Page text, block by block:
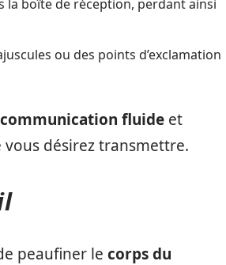
boîte de réception, perdant ainsi
ou des points d’exclamation
communication fluide et
vous désirez transmettre.
peaufiner le corps du